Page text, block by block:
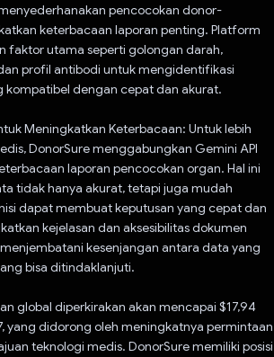
pencocokan donor-
keterbacaan laporan penting. Platform
faktor utama seperti golongan darah,
profil antibodi untuk mengidentifikasi
kompatibel dengan cepat dan akurat.
Meningkatkan Keterbacaan: Untuk lebih
DonorSure menggabungkan Gemini API
laporan pencocokan organ. Hal ini
tidak hanya akurat, tetapi juga mudah
dapat membuat keputusan yang cepat dan
kejelasan dan aksesibilitas dokumen
kesenjangan antara data yang
bisa ditindaklanjuti.
global diperkirakan akan mencapai $17,94
yang didorong oleh meningkatnya permintaan
teknologi medis. DonorSure memiliki posisi